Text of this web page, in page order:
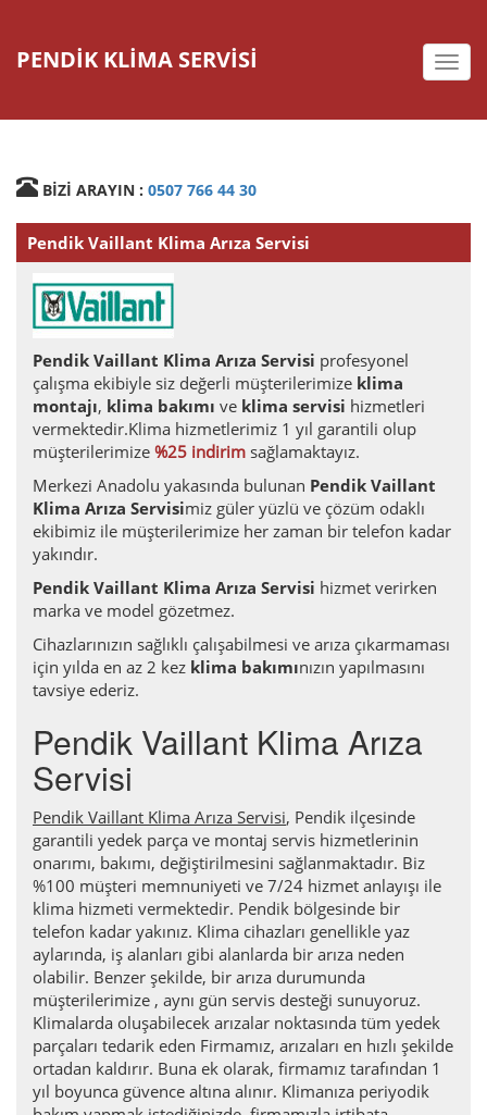
PENDİK KLİMA SERVİSİ
BİZİ ARAYIN : 0507 766 44 30
Pendik Vaillant Klima Arıza Servisi
Pendik Vaillant Klima Arıza Servisi profesyonel
çalışma ekibiyle siz değerli müşterilerimize klima
montajı, klima bakımı ve klima servisi hizmetleri
vermektedir.Klima hizmetlerimiz 1 yıl garantili olup
müşterilerimize %25 indirim sağlamaktayız.
Merkezi Anadolu yakasında bulunan Pendik Vaillant
Klima Arıza Servisimiz güler yüzlü ve çözüm odaklı
ekibimiz ile müşterilerimize her zaman bir telefon kadar
yakındır.
Pendik Vaillant Klima Arıza Servisi hizmet verirken
marka ve model gözetmez.
Cihazlarınızın sağlıklı çalışabilmesi ve arıza çıkarmaması
için yılda en az 2 kez klima bakımınızın yapılmasını
tavsiye ederiz.
Pendik Vaillant Klima Arıza
Servisi
Pendik Vaillant Klima Arıza Servisi, Pendik ilçesinde
garantili yedek parça ve montaj servis hizmetlerinin
onarımı, bakımı, değiştirilmesini sağlanmaktadır. Biz
%100 müşteri memnuniyeti ve 7/24 hizmet anlayışı ile
klima hizmeti vermektedir. Pendik bölgesinde bir
telefon kadar yakınız. Klima cihazları genellikle yaz
aylarında, iş alanları gibi alanlarda bir arıza neden
olabilir. Benzer şekilde, bir arıza durumunda
müşterilerimize , aynı gün servis desteği sunuyoruz.
Klimalarda oluşabilecek arızalar noktasında tüm yedek
parçaları tedarik eden Firmamız, arızaları en hızlı şekilde
ortadan kaldırır. Buna ek olarak, firmamız tarafından 1
yıl boyunca güvence altına alınır. Klimanıza periyodik